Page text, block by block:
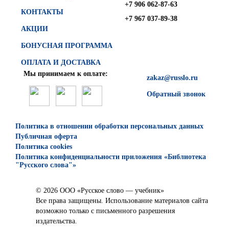
КОНТАКТЫ
АКЦИИ
БОНУСНАЯ ПРОГРАММА
ОПЛАТА И ДОСТАВКА
+7 906 062-87-63
+7 967 037-89-38
zakaz@russlo.ru
Обратный звонок
Мы принимаем к оплате:
Политика в отношении обработки персональных данных
Публичная оферта
Политика cookies
Политика конфиденциальности приложения «Библиотека
"Русского слова"»
© 2026 ООО «Русское слово — учебник»
Все права защищены. Использование материалов сайта
возможно только с письменного разрешения
издательства.